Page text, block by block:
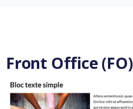
Front Office (FO)